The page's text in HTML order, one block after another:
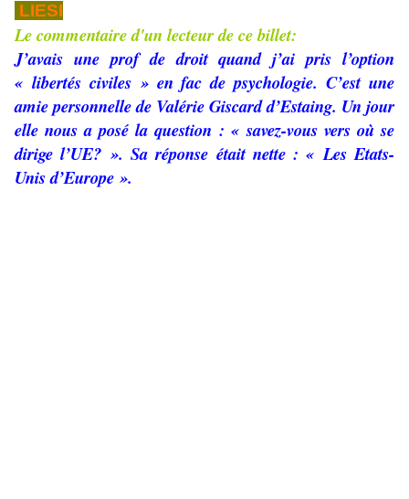
LIESI
Le commentaire d'un lecteur de ce billet:
J’avais une prof de droit quand j’ai pris l’option
« libertés civiles » en fac de psychologie. C’est une
amie personnelle de Valérie Giscard d’Estaing. Un jour
elle nous a posé la question : « savez-vous vers où se
dirige l’UE? ». Sa réponse était nette : « Les Etats-
Unis d’Europe ».